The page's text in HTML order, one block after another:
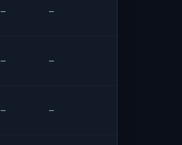
– –
– –
– –